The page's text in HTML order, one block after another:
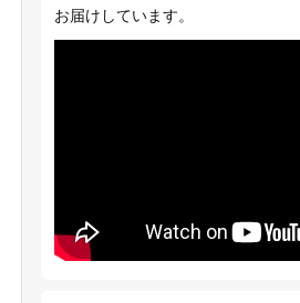
お届けしています。